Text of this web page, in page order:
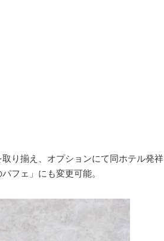
り揃え、オプションにて同ホテル発祥
フェ」にも変更可能。